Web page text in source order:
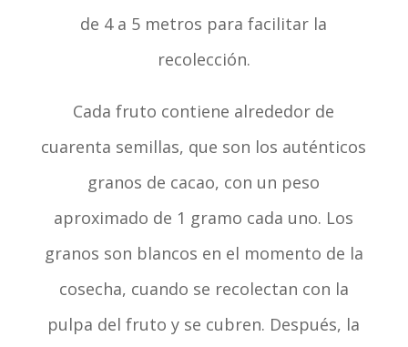
de 4 a 5 metros para facilitar la
recolección.
Cada fruto contiene alrededor de
cuarenta semillas, que son los auténticos
granos de cacao, con un peso
aproximado de 1 gramo cada uno. Los
granos son blancos en el momento de la
cosecha, cuando se recolectan con la
pulpa del fruto y se cubren. Después, la